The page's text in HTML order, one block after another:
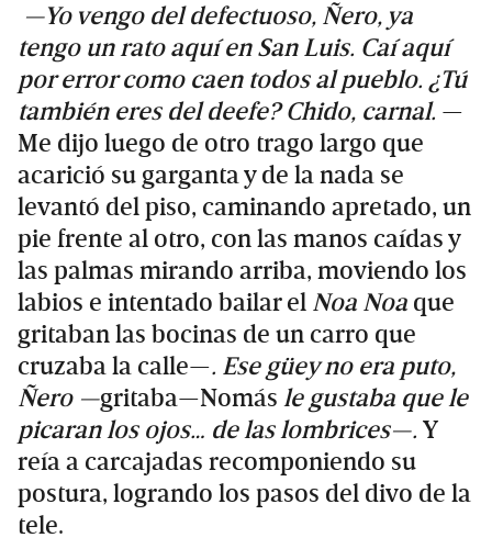
—Yo vengo del defectuoso, Ñero, ya
tengo un rato aquí en San Luis. Caí aquí
por error como caen todos al pueblo. ¿Tú
también eres del deefe? Chido, carnal. —
Me dijo luego de otro trago largo que
acarició su garganta y de la nada se
levantó del piso, caminando apretado, un
pie frente al otro, con las manos caídas y
las palmas mirando arriba, moviendo los
labios e intentado bailar el Noa Noa que
gritaban las bocinas de un carro que
cruzaba la calle—. Ese güey no era puto,
Ñero —gritaba—Nomás le gustaba que le
picaran los ojos… de las lombrices—. Y
reía a carcajadas recomponiendo su
postura, logrando los pasos del divo de la
tele.